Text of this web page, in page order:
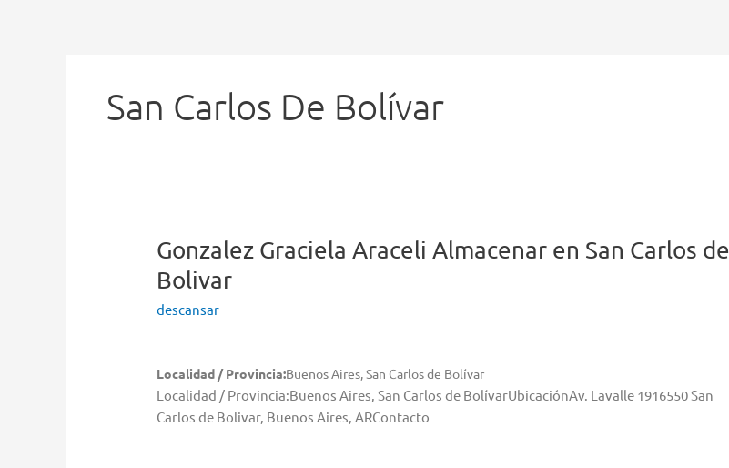
San Carlos De Bolívar
Gonzalez Graciela AraceliAlmacenar en San Carlos de
Bolivar
descansar
Localidad / Provincia:Buenos Aires, San Carlos de Bolívar
Localidad / Provincia:Buenos Aires, San Carlos de BolívarUbicaciónAv. Lavalle 1916550 San
Carlos de Bolivar, Buenos Aires, ARContacto